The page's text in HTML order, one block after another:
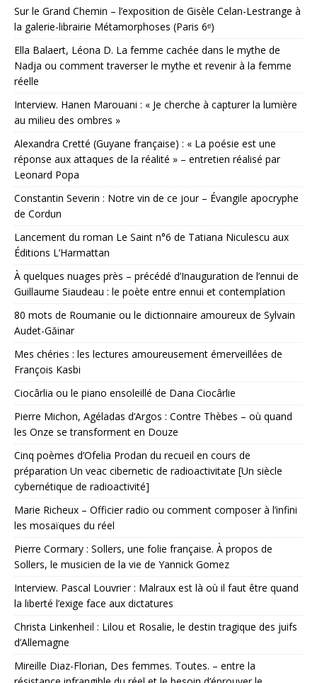
Sur le Grand Chemin – l’exposition de Gisèle Celan-Lestrange à
la galerie-librairie Métamorphoses (Paris 6ᵉ)
Ella Balaert, Léona D. La femme cachée dans le mythe de
Nadja ou comment traverser le mythe et revenir à la femme
réelle
Interview. Hanen Marouani : « Je cherche à capturer la lumière
au milieu des ombres »
Alexandra Cretté (Guyane française) : « La poésie est une
réponse aux attaques de la réalité » – entretien réalisé par
Leonard Popa
Constantin Severin : Notre vin de ce jour – Évangile apocryphe
de Cordun
Lancement du roman Le Saint n°6 de Tatiana Niculescu aux
Éditions L’Harmattan
À quelques nuages près – précédé d’Inauguration de l’ennui de
Guillaume Siaudeau : le poète entre ennui et contemplation
80 mots de Roumanie ou le dictionnaire amoureux de Sylvain
Audet-Găinar
Mes chéries : les lectures amoureusement émerveillées de
François Kasbi
Ciocârlia ou le piano ensoleillé de Dana Ciocârlie
Pierre Michon, Agéladas d’Argos : Contre Thèbes – où quand
les Onze se transforment en Douze
Cinq poèmes d’Ofelia Prodan du recueil en cours de
préparation Un veac cibernetic de radioactivitate [Un siècle
cybernétique de radioactivité]
Marie Richeux – Officier radio ou comment composer à l’infini
les mosaïques du réel
Pierre Cormary : Sollers, une folie française. À propos de
Sollers, le musicien de la vie de Yannick Gomez
Interview. Pascal Louvrier : Malraux est là où il faut être quand
la liberté l’exige face aux dictatures
Christa Linkenheil : Lilou et Rosalie, le destin tragique des juifs
d’Allemagne
Mireille Diaz-Florian, Des femmes. Toutes. – entre la